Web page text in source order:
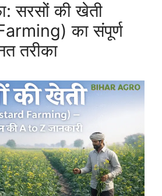
सरसों की खेती
का संपूर्ण
तरीका